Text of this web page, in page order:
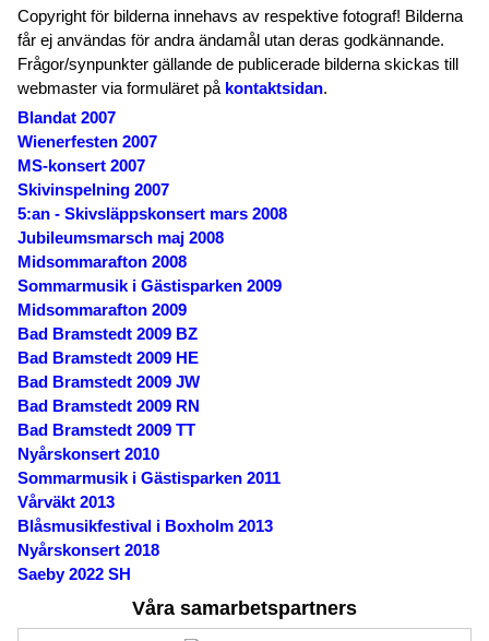
Copyright för bilderna innehavs av respektive fotograf! Bilderna
får ej användas för andra ändamål utan deras godkännande.
Frågor/synpunkter gällande de publicerade bilderna skickas till
webmaster via formuläret på kontaktsidan.
Blandat 2007
Wienerfesten 2007
MS-konsert 2007
Skivinspelning 2007
5:an - Skivsläppskonsert mars 2008
Jubileumsmarsch maj 2008
Midsommarafton 2008
Sommarmusik i Gästisparken 2009
Midsommarafton 2009
Bad Bramstedt 2009 BZ
Bad Bramstedt 2009 HE
Bad Bramstedt 2009 JW
Bad Bramstedt 2009 RN
Bad Bramstedt 2009 TT
Nyårskonsert 2010
Sommarmusik i Gästisparken 2011
Vårväkt 2013
Blåsmusikfestival i Boxholm 2013
Nyårskonsert 2018
Saeby 2022 SH
Våra samarbetspartners